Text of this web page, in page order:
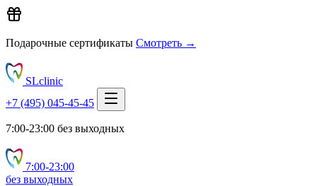
Подарочные сертификаты Смотреть →
SLclinic
+7 (495) 045-45-45
7:00-23:00 без выходных
7:00‑23:00
без выходных